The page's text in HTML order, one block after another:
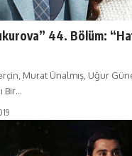
44. Bölüm:
Murat Ünalmış, Uğur
Bir…